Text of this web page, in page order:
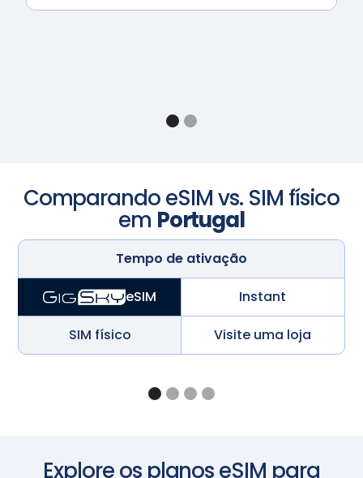
Comparando eSIM vs. SIM físico
em Portugal
Tempo de ativação
eSIM Instant
SIM físico Visite uma loja
Explore os planos eSIM para